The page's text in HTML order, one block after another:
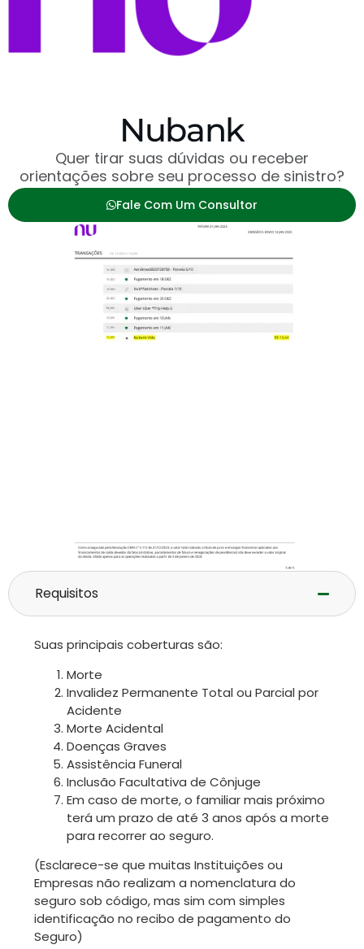
Nubank
Quer tirar suas dúvidas ou receber
orientações sobre seu processo de sinistro?
Fale Com Um Consultor
Requisitos
Suas principais coberturas são:
Morte
Invalidez Permanente Total ou Parcial por
Acidente
Morte Acidental
Doenças Graves
Assistência Funeral
Inclusão Facultativa de Cônjuge
Em caso de morte, o familiar mais próximo
terá um prazo de até 3 anos após a morte
para recorrer ao seguro.
(Esclarece-se que muitas Instituições ou
Empresas não realizam a nomenclatura do
seguro sob código, mas sim com simples
identificação no recibo de pagamento do
Seguro)